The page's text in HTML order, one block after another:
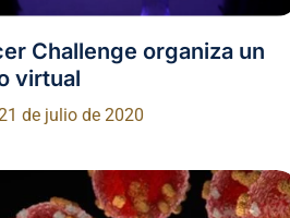
Challenge organiza un
virtual
de julio de 2020